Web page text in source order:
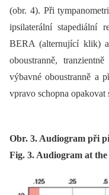
(obr. 4). Při
ipsilaterální stapediální
BERA (alternující klik)
oboustranně,
výbavné oboustranně a
vpravo schopna
Obr. 3. Audiogram při
Fig. 3. Audiogram at